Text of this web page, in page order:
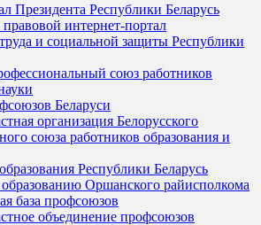
Президента Республики Беларусь
интернет-портал
и социальной защиты Республики
союз работников
Беларуси
организация Белорусского
союза работников образования и
Республики Беларусь
Оршанского райисполкома
база профсоюзов
объединение профсоюзов